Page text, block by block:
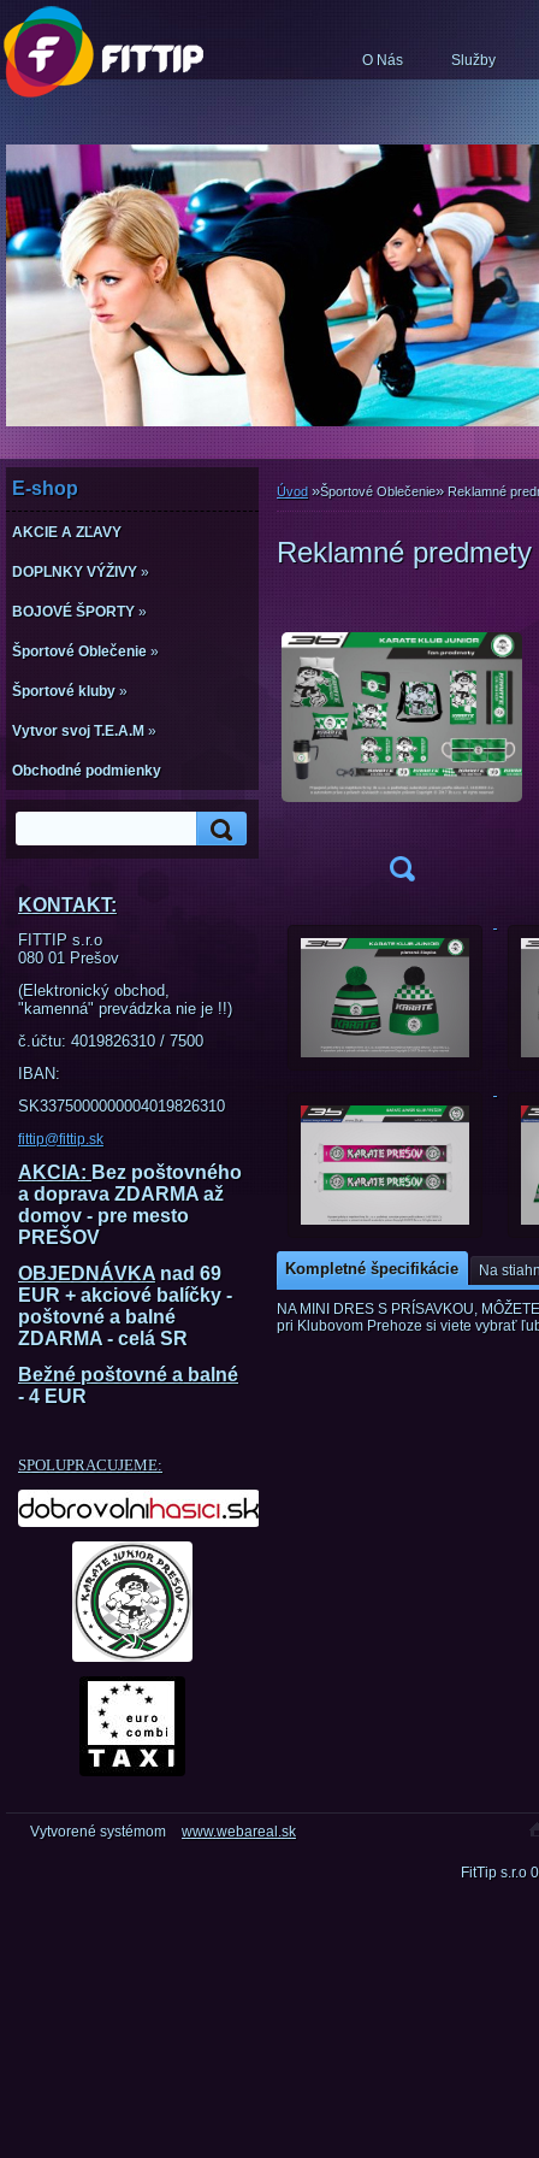
O Nás Služby
E-shop
AKCIE A ZĽAVY
DOPLNKY VÝŽIVY »
BOJOVÉ ŠPORTY »
Športové Oblečenie »
Športové kluby »
Vytvor svoj T.E.A.M »
Obchodné podmienky
KONTAKT:
FITTIP s.r.o
080 01 Prešov
(Elektronický obchod,
"kamenná" prevádzka nie je !!)
č.účtu: 4019826310 / 7500
IBAN:
SK3375000000004019826310
fittip@fittip.sk
AKCIA: Bez poštovného
a doprava ZDARMA až
domov - pre mesto
PREŠOV
OBJEDNÁVKA nad 69
EUR + akciové balíčky -
poštovné a balné
ZDARMA - celá SR
Bežné poštovné a balné
- 4 EUR
SPOLUPRACUJEME:
Úvod »Športové Oblečenie» Reklamné
Reklamné predmety
Kompletné špecifikácie Na
NA MINI DRES S PRÍSAVKOU,
pri Klubovom Prehoze si viete vybrať
Vytvorené systémom www.webareal.sk
FitTip s.r.o